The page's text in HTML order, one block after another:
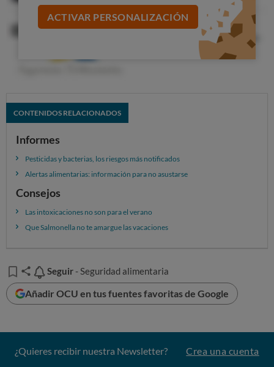
ACTIVAR PERSONALIZACIÓN
CONTENIDOS RELACIONADOS
Informes
Pesticidas y bacterias, los riesgos más notificados
Alertas alimentarias: información para no asustarse
Consejos
Las intoxicaciones no son para el verano
Que Salmonella no te amargue las vacaciones
Seguir
Seguir - Seguridad alimentaria
Añadir OCU en tus fuentes favoritas de Google
¿Quieres recibir nuestra Newsletter? Crea una cuenta